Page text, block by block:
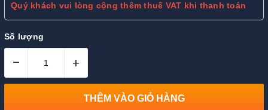
Quý khách vui lòng cộng thêm thuế VAT khi thanh toán
Số lượng
– +
THÊM VÀO GIỎ HÀNG